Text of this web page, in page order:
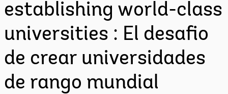
establishing world-class
universities : El desafio
de crear universidades
de rango mundial